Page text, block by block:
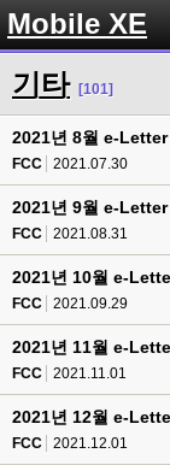
Mobile XE
기타 [101]
2021년 8월 e-Letter
FCC 2021.07.30
2021년 9월 e-Letter
FCC 2021.08.31
2021년 10월 e-
FCC 2021.09.29
2021년 11월 e-
FCC 2021.11.01
2021년 12월 e-
FCC 2021.12.01